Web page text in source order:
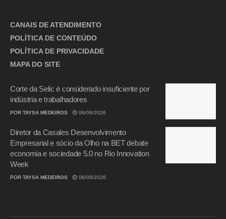
CANAIS DE ATENDIMENTO
POLÍTICA DE CONTEÚDO
POLÍTICA DE PRIVACIDADE
MAPA DO SITE
Corte da Selic é considerado insuficiente por
indústria e trabalhadores
POR TAYSA MEDEIROS 06/08/2026
Diretor da Casales Desenvolvimento
Empresarial e sócio da Olho na BET debate
economia e sociedade 5.0 no Rio Innovation
Week
POR TAYSA MEDEIROS 06/08/2026